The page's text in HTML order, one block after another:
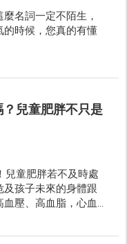
名詞一定不陌生，
時候，您真的有懂
兒童肥胖不只是
兒童肥胖若不及時處
孩子未來的身體跟
壓、高血脂，心血